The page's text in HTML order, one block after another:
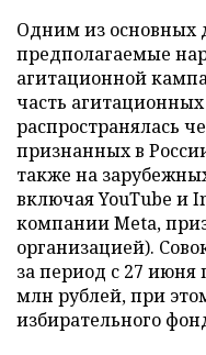
Одним из основных
предполагаемые
агитационной
часть
распространялась
признанных в
также на
включая YouTube и
компании Meta,
организацией).
за период с 27 июня
млн рублей, при
избирательного